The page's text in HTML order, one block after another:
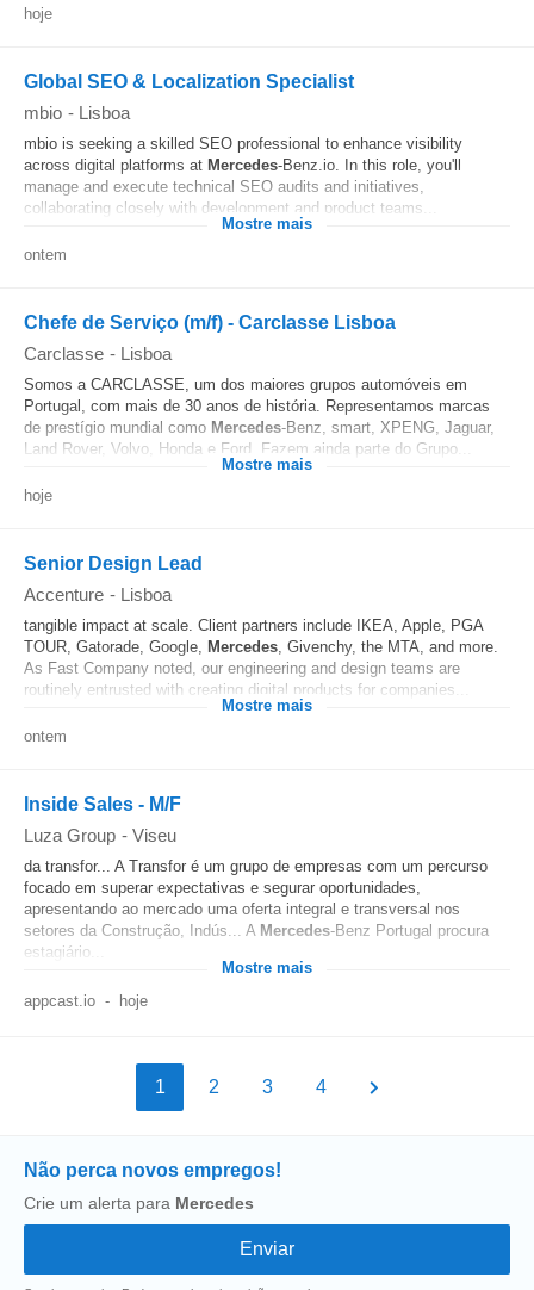
hoje
Global SEO & Localization Specialist
mbio - Lisboa
mbio is seeking a skilled SEO professional to enhance visibility
across digital platforms at Mercedes-Benz.io. In this role, you'll
manage and execute technical SEO audits and initiatives,
collaborating closely with development and product teams...
Mostre mais
ontem
Chefe de Serviço (m/f) - Carclasse Lisboa
Carclasse - Lisboa
Somos a CARCLASSE, um dos maiores grupos automóveis em
Portugal, com mais de 30 anos de história. Representamos marcas
de prestígio mundial como Mercedes-Benz, smart, XPENG, Jaguar,
Land Rover, Volvo, Honda e Ford. Fazem ainda parte do Grupo...
Mostre mais
hoje
Senior Design Lead
Accenture - Lisboa
tangible impact at scale. Client partners include IKEA, Apple, PGA
TOUR, Gatorade, Google, Mercedes, Givenchy, the MTA, and more.
As Fast Company noted, our engineering and design teams are
routinely entrusted with creating digital products for companies...
Mostre mais
ontem
Inside Sales - M/F
Luza Group - Viseu
da transfor... A Transfor é um grupo de empresas com um percurso
focado em superar expectativas e segurar oportunidades,
apresentando ao mercado uma oferta integral e transversal nos
setores da Construção, Indús... A Mercedes-Benz Portugal procura
estagiário...
Mostre mais
appcast.io - hoje
1 2 3 4
Não perca novos empregos!
Crie um alerta para Mercedes